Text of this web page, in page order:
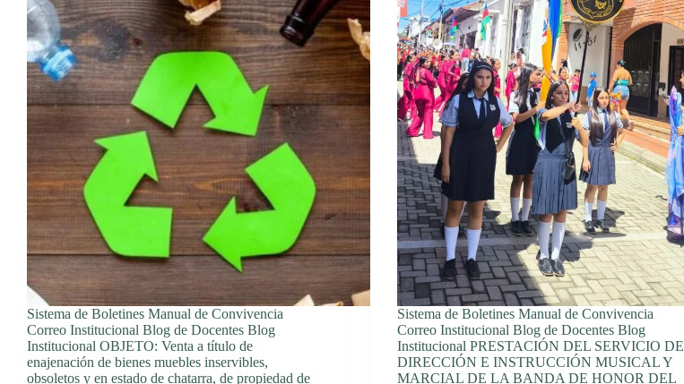
Sistema de Boletines Manual de Convivencia
Correo Institucional Blog de Docentes Blog
Institucional OBJETO: Venta a título de
enajenación de bienes muebles inservibles,
obsoletos y en estado de chatarra, de propiedad de
Sistema de Boletines Manual de Convivencia
Correo Institucional Blog de Docentes Blog
Institucional PRESTACIÓN DEL SERVICIO DE
DIRECCIÓN E INSTRUCCIÓN MUSICAL Y
MARCIAL DE LA BANDA DE HONOR DEL